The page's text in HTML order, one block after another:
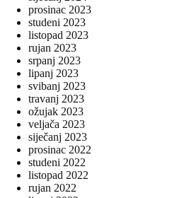
prosinac 2023
studeni 2023
listopad 2023
rujan 2023
srpanj 2023
lipanj 2023
svibanj 2023
travanj 2023
ožujak 2023
veljača 2023
siječanj 2023
prosinac 2022
studeni 2022
listopad 2022
rujan 2022